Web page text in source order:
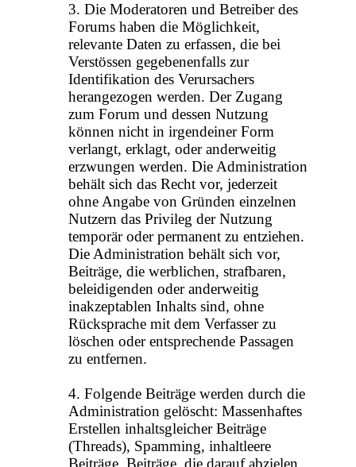
3. Die Moderatoren und Betreiber des
Forums haben die Möglichkeit,
relevante Daten zu erfassen, die bei
Verstössen gegebenenfalls zur
Identifikation des Verursachers
herangezogen werden. Der Zugang
zum Forum und dessen Nutzung
können nicht in irgendeiner Form
verlangt, erklagt, oder anderweitig
erzwungen werden. Die Administration
behält sich das Recht vor, jederzeit
ohne Angabe von Gründen einzelnen
Nutzern das Privileg der Nutzung
temporär oder permanent zu entziehen.
Die Administration behält sich vor,
Beiträge, die werblichen, strafbaren,
beleidigenden oder anderweitig
inakzeptablen Inhalts sind, ohne
Rücksprache mit dem Verfasser zu
löschen oder entsprechende Passagen
zu entfernen.
4. Folgende Beiträge werden durch die
Administration gelöscht: Massenhaftes
Erstellen inhaltsgleicher Beiträge
(Threads), Spamming, inhaltleere
Beiträge, Beiträge, die darauf abzielen,